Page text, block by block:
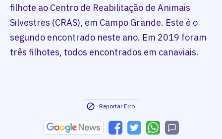
filhote ao Centro de Reabilitação de Animais
Silvestres (CRAS), em Campo Grande. Este é o
segundo encontrado neste ano. Em 2019 foram
três filhotes, todos encontrados em canaviais.
Reportar Erro